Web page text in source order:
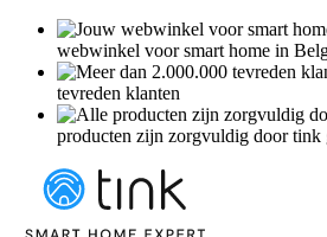
webwinkel voor smart home in
tevreden klanten
producten zijn zorgvuldig door tink